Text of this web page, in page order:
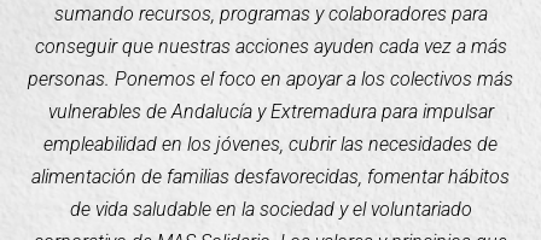
sumando recursos, programas y colaboradores para
conseguir que nuestras acciones ayuden cada vez a más
personas. Ponemos el foco en apoyar a los colectivos más
vulnerables de Andalucía y Extremadura para impulsar
empleabilidad en los jóvenes, cubrir las necesidades de
alimentación de familias desfavorecidas, fomentar hábitos
de vida saludable en la sociedad y el voluntariado